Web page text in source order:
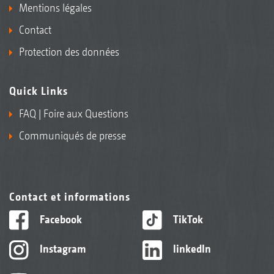
Mentions légales
Contact
Protection des données
Quick Links
FAQ | Foire aux Questions
Communiqués de presse
Contact et informations
Facebook
Instagram
TikTok
linkedIn